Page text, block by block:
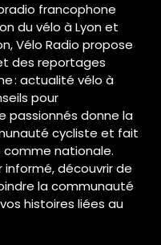
francophone
du vélo à Lyon et
Vélo Radio propose
des reportages
: actualité vélo à
pour
passionnés donne la
cycliste et fait
comme nationale.
informé, découvrir de
la communauté
histoires liées au